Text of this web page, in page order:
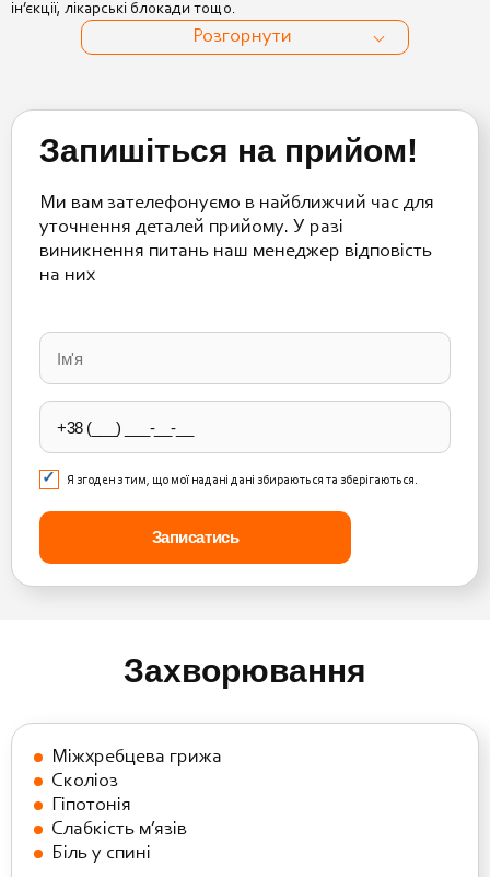
ін’єкції, лікарські блокади тощо.
Розгорнути
Запишіться на прийом!
Ми вам зателефонуємо в найближчий час для
уточнення деталей прийому. У разі
виникнення питань наш менеджер відповість
на них
leave
this
field
empty.
Я згоден з тим, що мої надані дані збираються та зберігаються.
Захворювання
Міжхребцева грижа
Сколіоз
Гіпотонія
Слабкість м’язів
Біль у спині